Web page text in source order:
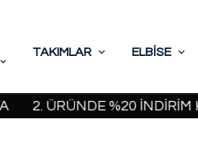
TAKIMLAR ELBİSE
%20 İNDİRİM